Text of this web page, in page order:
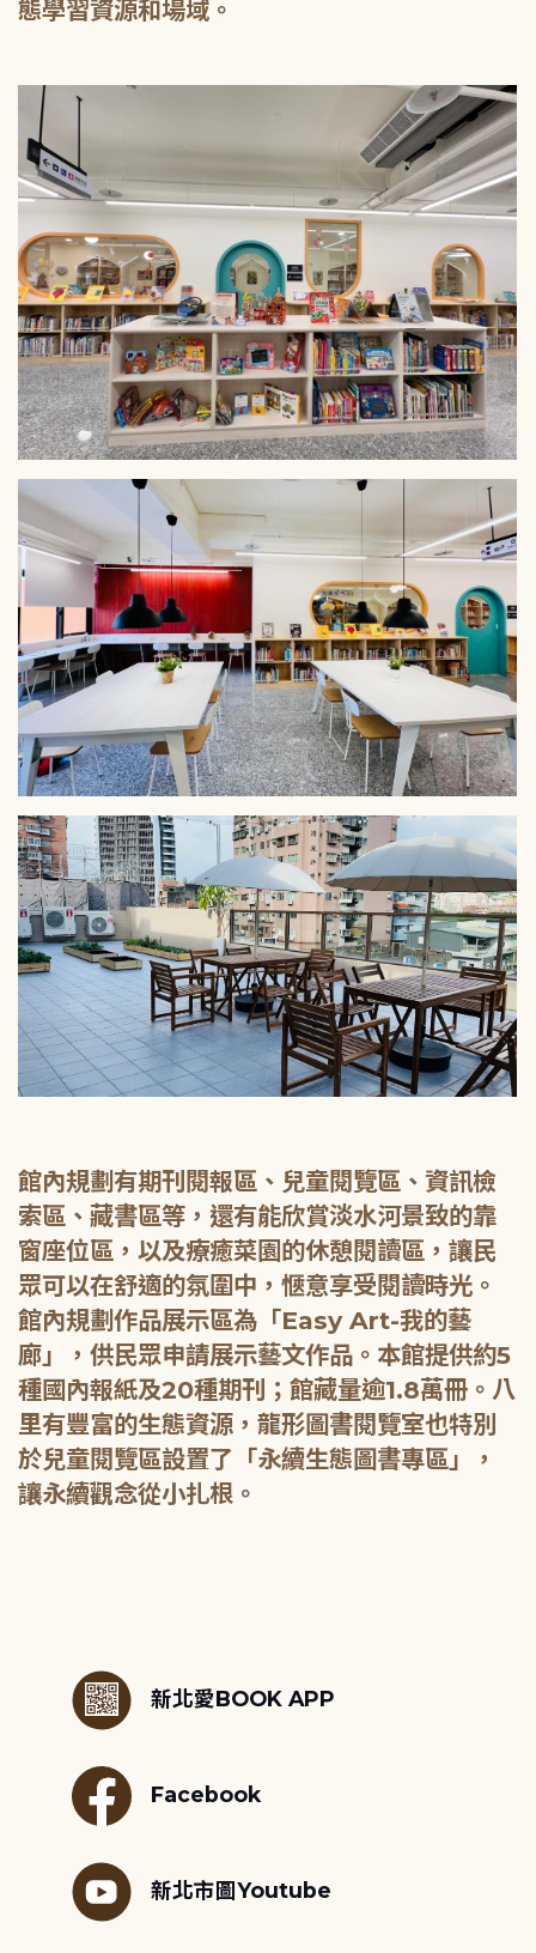
館內規劃有期刊閱報區、兒童閱覽區、資訊檢
索區、藏書區等，還有能欣賞淡水河景致的靠
窗座位區，以及療癒菜園的休憩閱讀區，讓民
眾可以在舒適的氛圍中，愜意享受閱讀時光。
館內規劃作品展示區為「Easy Art-我的藝
廊」，供民眾申請展示藝文作品。本館提供約5
種國內報紙及20種期刊；館藏量逾1.8萬冊。八
里有豐富的生態資源，龍形圖書閱覽室也特別
於兒童閱覽區設置了「永續生態圖書專區」，
新北愛BOOK APP
Facebook
新北市圖Youtube